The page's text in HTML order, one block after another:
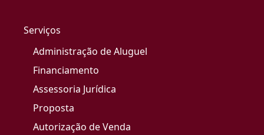
Serviços
Administração de Aluguel
Financiamento
Assessoria Jurídica
Proposta
Autorização de Venda